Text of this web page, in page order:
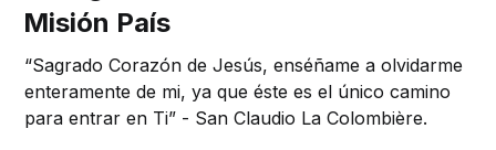
Misión País
“Sagrado Corazón de Jesús, enséñame a olvidarme
enteramente de mi, ya que éste es el único camino
para entrar en Ti” - San Claudio La Colombière.